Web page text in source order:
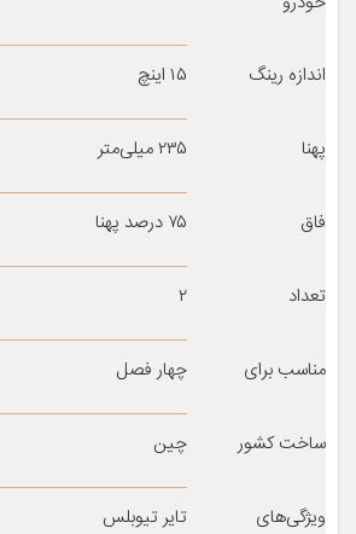
اندازه رینگ ۱۵ اینچ
پهنا ۲۳۵ میلی‌متر
فاق ۷۵ درصد پهنا
تعداد ۲
مناسب برای چهار فصل
ساخت کشور چین
ویژگی‌های
تایر تیوبلس